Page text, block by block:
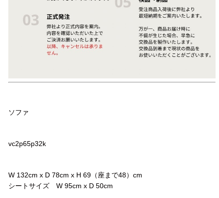
ソファ
vc2p65p32k
W 132cm x D 78cm x H 69（座まで48）cm
シートサイズ W 95cm x D 50cm